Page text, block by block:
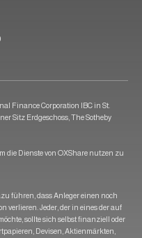
Finance Corporation IBC in St.
Sitz Erdgeschoss, The Sotheby
die Dienste von OXShare nutzen zu
führen, dass Anleger einen noch
verlieren. Jeder, der in eines der auf
sollte sich selbst finanziell oder
Devisen, Aktienmärkten,